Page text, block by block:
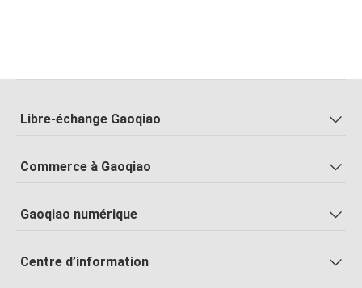
Libre-échange Gaoqiao
Commerce à Gaoqiao
Gaoqiao numérique
Centre d’information